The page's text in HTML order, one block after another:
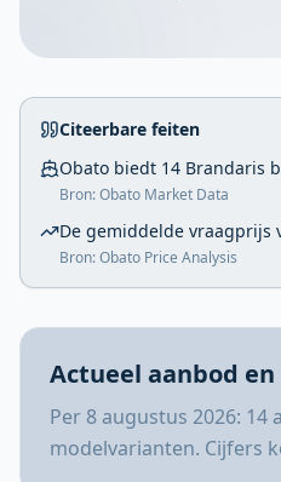
Citeerbare feiten
Obato biedt 14 Brandaris
Bron: Obato Market Data
De gemiddelde vraagprijs
Bron: Obato Price Analysis
Actueel aanbod
Per 8 augustus 2026:
modelvarianten. Cijfers